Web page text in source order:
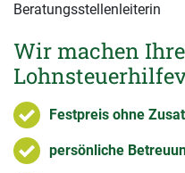
Wir machen
Festpreis ohne
persönliche
Beratungsstellenleiterin